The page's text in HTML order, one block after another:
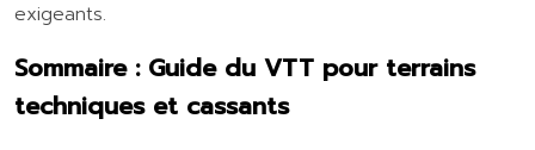
exigeants.
Sommaire : Guide du VTT pour terrains
techniques et cassants